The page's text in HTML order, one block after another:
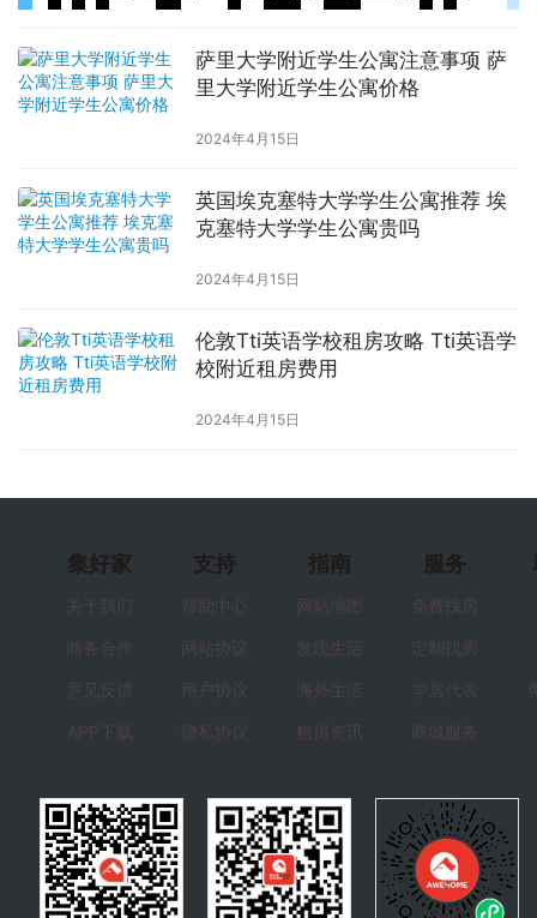
萨里大学附近学生公寓注意事项 萨
里大学附近学生公寓价格
2024年4月15日
英国埃克塞特大学学生公寓推荐 埃
克塞特大学学生公寓贵吗
2024年4月15日
伦敦Tti英语学校租房攻略 Tti英语学
校附近租房费用
2024年4月15日
集好家
关于我们
商务合作
意见反馈
APP下载
支持
帮助中心
网站协议
用户协议
隐私协议
指南
网站地图
发现生活
海外生活
租房资讯
服务
免费找房
定制找房
学居代表
商城服务